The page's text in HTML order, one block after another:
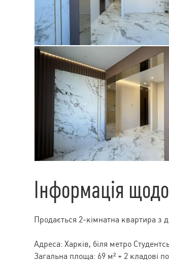
Інформація
Продається 2-кімнатна квартира з
Адреса: Харків, біля метро
Загальна площа: 69 м² + 2 кладові